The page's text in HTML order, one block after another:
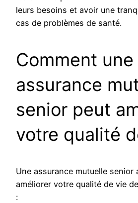
leurs besoins et avoir une
cas de problèmes de santé.
Comment une
assurance
senior peut
votre qualité
Une assurance mutuelle senior
améliorer votre qualité de vie
: